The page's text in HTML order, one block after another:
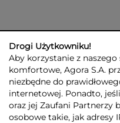
GRUPA AGORA DLA
ESG
KONTAKT
Drogi Użytkowniku!
Aby korzystanie z naszego
komfortowe, Agora S.A.
niezbędne do
internetowej. Ponadto,
oraz jej Zaufani Partnerzy
osobowe takie, jak adresy